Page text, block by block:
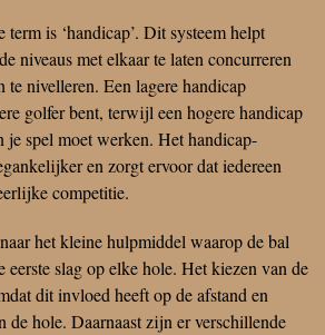
is ‘handicap’. Dit systeem helpt
niveaus met elkaar te laten concurreren
te nivelleren. Een lagere handicap
golfer bent, terwijl een hogere handicap
je spel moet werken. Het handicap-
en zorgt ervoor dat iedereen
competitie.
het kleine hulpmiddel waarop de bal
eerste slag op elke hole. Het kiezen van de
dit invloed heeft op de afstand en
de hole. Daarnaast zijn er verschillende